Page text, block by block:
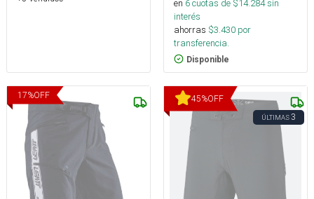
en 6cuotas de $14.284sin
interés
ahorras $3.430 por
transferencia.
Disponible
17%OFF 45%OFF
ÚLTIMAS3